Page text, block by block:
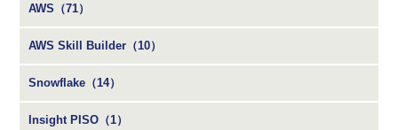
AWS（71）
AWS Skill Builder（10）
Snowflake（14）
Insight PISO（1）